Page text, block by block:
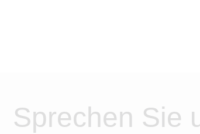
Sprechen Sie